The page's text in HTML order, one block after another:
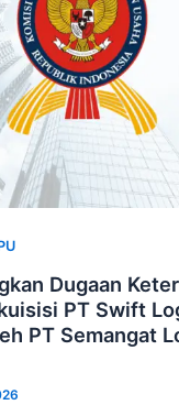
Dugaan
PT Swift
PT Semangat